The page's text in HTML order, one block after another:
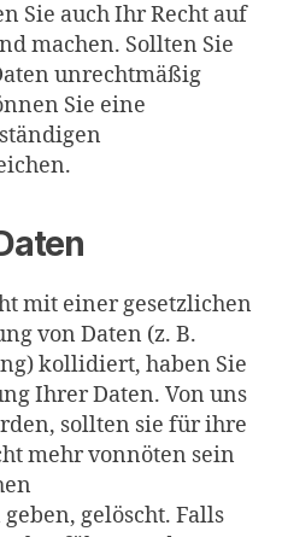
Sie auch Ihr Recht auf
machen. Sollten Sie
unrechtmäßig
Sie eine
mit einer gesetzlichen
von Daten (z. B.
kollidiert, haben Sie
Ihrer Daten. Von uns
sollten sie für ihre
mehr vonnöten sein
gelöscht. Falls